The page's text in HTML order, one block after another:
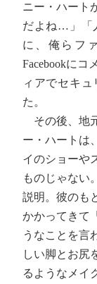
ニー・ハート
だよね…」「
に、俺らフ
Facebookにコ
ィアでセキ
た。
その後、地
ー・ハートは
イのショーや
ものじゃない
説明。彼のも
かかってきて
うなことを言
しい脚とお尻
るようなメイ